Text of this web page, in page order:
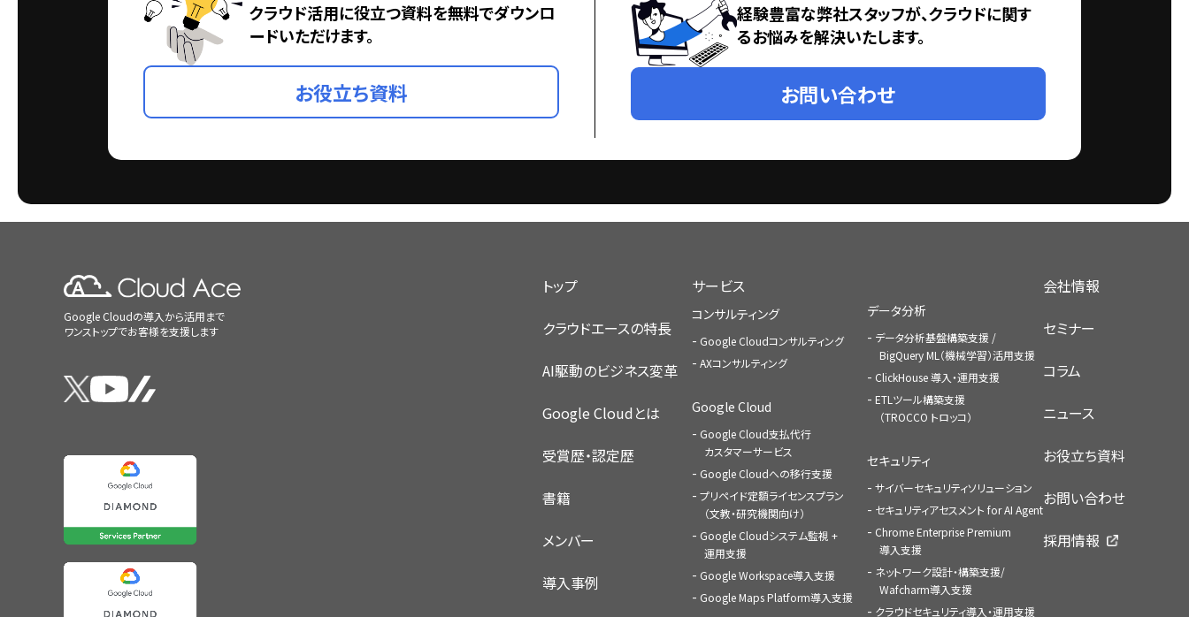
クラウド活用に役立つ資料を無料でダウンロ
ードいただけます。
お役立ち資料
経験豊富な弊社スタッフが、クラウドに関す
るお悩みを解決いたします。
お問い合わせ
Google Cloudの導入から活用まで
ワンストップでお客様を支援します
トップ
クラウドエースの特長
AI駆動のビジネス変革
Google Cloudとは
受賞歴・認定歴
書籍
メンバー
導入事例
サービス
コンサルティング
Google Cloudコンサルティング
AXコンサルティング
Google Cloud
Google Cloud支払代行
カスタマーサービス
Google Cloudへの移行支援
プリペイド定額ライセンスプラン
（文教・研究機関向け）
Google Cloudシステム監視 +
運用支援
Google Workspace導入支援
Google Maps Platform導入支援
データ分析
データ分析基盤構築支援 /
BigQuery ML（機械学習）活用支援
ClickHouse 導入・運用支援
ETLツール構築支援
（TROCCO トロッコ）
セキュリティ
サイバーセキュリティソリューション
セキュリティアセスメント for AI Agent
Chrome Enterprise Premium
導入支援
ネットワーク設計・構築支援/
Wafcharm導入支援
クラウドセキュリティ導入・運用支援
会社情報
セミナー
コラム
ニュース
お役立ち資料
お問い合わせ
採用情報